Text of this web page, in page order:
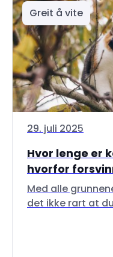
Greit å vite
29. juli 2025
Hvor lenge er
hvorfor
Med alle
det ikke rart at